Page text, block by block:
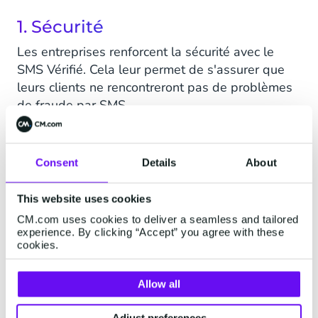
Consent Details About
This website uses cookies
CM.com uses cookies to deliver a seamless and tailored
experience. By clicking “Accept” you agree with these
cookies.
Allow all
1. Sécurité
Les entreprises renforcent la sécurité avec le
SMS Vérifié. Cela leur permet de s'assurer que
leurs clients ne rencontreront pas de problèmes
de fraude par SMS.
2. Confiance
Les SMS Vérifiés permettent aux entreprises
d'établir une relation de confiance avec leurs
utilisateurs et de les protéger contre l'usurpation
d'identité (messages SMS frauduleux) en
disposant d'une interface conversationnelle aux
couleurs de la marque comme preuve d'identité.
3. Reconnaissance